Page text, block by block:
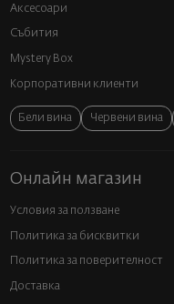
Аксесоари
Събития
Mystery Box
Корпоративни клиенти
Бели вина Червени вина
Онлайн магазин
Условия за ползване
Политика за бисквитки
Политика за поверителност
Доставка